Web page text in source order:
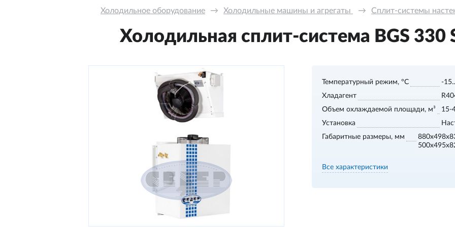
Холодильное оборудование → Холодильные машины и агрегаты → Сплит-системы
Холодильная сплит-система BGS 330
Температурный режим, °С
-
Хладагент
Объем охлаждаемой площади, м³
15-
Установка
Габаритные размеры, мм
Все характеристики